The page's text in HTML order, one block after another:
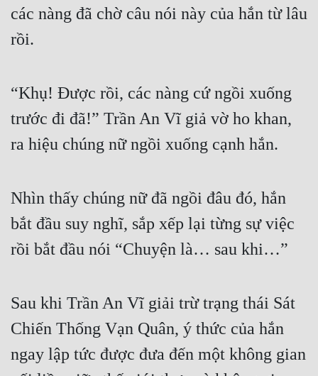
Tính Cách Nhân Vật :
Cơ Trí
Sát Phạt Quyết Đoán
các nàng đã chờ câu nói này của hắn từ lâu
rồi.
“Khụ! Được rồi, các nàng cứ ngồi xuống
trước đi đã!” Trần An Vĩ giả vờ ho khan,
ra hiệu chúng nữ ngồi xuống cạnh hắn.
Nhìn thấy chúng nữ đã ngồi đâu đó, hắn
bắt đầu suy nghĩ, sắp xếp lại từng sự việc
rồi bắt đầu nói “Chuyện là… sau khi…”
Sau khi Trần An Vĩ giải trừ trạng thái Sát
Chiến Thống Vạn Quân, ý thức của hắn
ngay lập tức được đưa đến một không gian